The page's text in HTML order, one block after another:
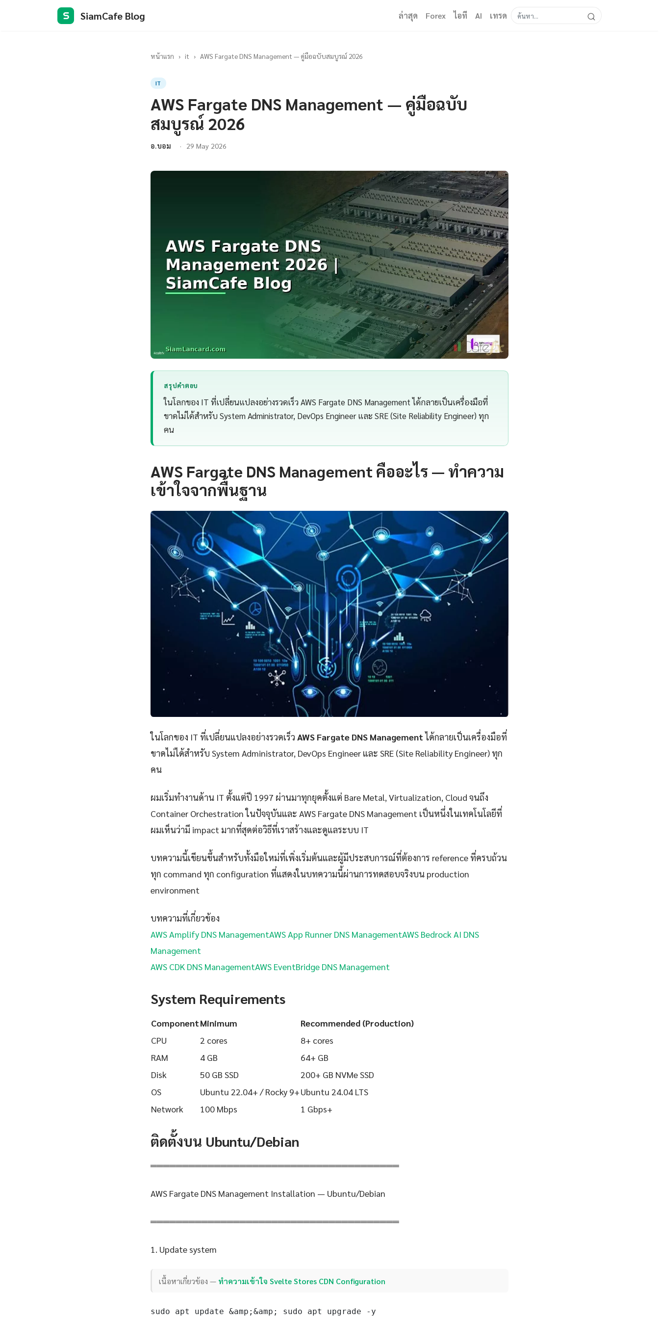
S SiamCafe Blog ล่าสุด Forex ไอที AI เทรด
หน้าแรก › it › AWS Fargate DNS Management — คู่มือฉบับสมบูรณ์ 2026
IT
AWS Fargate DNS Management — คู่มือฉบับ
สมบูรณ์ 2026
อ.บอม 29 May 2026
สรุปคำตอบ
ในโลกของ IT ที่เปลี่ยนแปลงอย่างรวดเร็ว AWS Fargate DNS Management ได้กลายเป็นเครื่องมือที่
ขาดไม่ได้สำหรับ System Administrator, DevOps Engineer และ SRE (Site Reliability Engineer) ทุก
คน
AWS Fargate DNS Management คืออะไร — ทำความ
เข้าใจจากพื้นฐาน
ในโลกของ IT ที่เปลี่ยนแปลงอย่างรวดเร็ว AWS Fargate DNS Management ได้กลายเป็นเครื่องมือที่
ขาดไม่ได้สำหรับ System Administrator, DevOps Engineer และ SRE (Site Reliability Engineer) ทุก
คน
ผมเริ่มทำงานด้าน IT ตั้งแต่ปี 1997 ผ่านมาทุกยุคตั้งแต่ Bare Metal, Virtualization, Cloud จนถึง
Container Orchestration ในปัจจุบันและ AWS Fargate DNS Management เป็นหนึ่งในเทคโนโลยีที่
ผมเห็นว่ามี impact มากที่สุดต่อวิธีที่เราสร้างและดูแลระบบ IT
บทความนี้เขียนขึ้นสำหรับทั้งมือใหม่ที่เพิ่งเริ่มต้นและผู้มีประสบการณ์ที่ต้องการ reference ที่ครบถ้วน
ทุก command ทุก configuration ที่แสดงในบทความนี้ผ่านการทดสอบจริงบน production
environment
บทความที่เกี่ยวข้อง
AWS Amplify DNS ManagementAWS App Runner DNS ManagementAWS Bedrock AI DNS
Management
AWS CDK DNS ManagementAWS EventBridge DNS Management
System Requirements
ComponentMinimum
Recommended (Production)
CPU
2 cores
8+ cores
RAM
4 GB
64+ GB
Disk
50 GB SSD
200+ GB NVMe SSD
OS
Ubuntu 22.04+ / Rocky 9+Ubuntu 24.04 LTS
Network
100 Mbps 1 Gbps+
ติดตั้งบน Ubuntu/Debian
═══════════════════════════════════════
AWS Fargate DNS Management Installation — Ubuntu/Debian
═══════════════════════════════════════
1. Update system
เนื้อหาเกี่ยวข้อง — ทำความเข้าใจ Svelte Stores CDN Configuration
sudo apt update &amp;&amp; sudo apt upgrade -y